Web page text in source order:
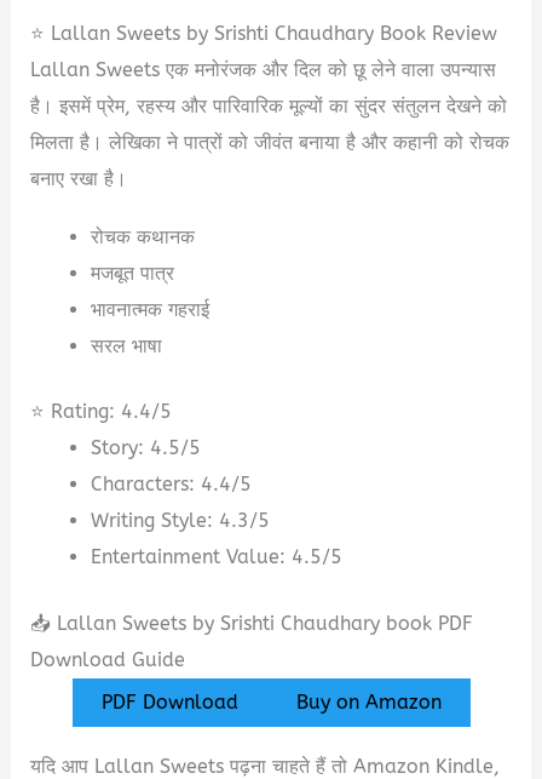
⭐ Lallan Sweets by Srishti Chaudhary Book Review
Lallan Sweets एक मनोरंजक और दिल को छू लेने वाला उपन्यास
है। इसमें प्रेम, रहस्य और पारिवारिक मूल्यों का सुंदर संतुलन देखने को
मिलता है। लेखिका ने पात्रों को जीवंत बनाया है और कहानी को रोचक
बनाए रखा है।
रोचक कथानक
मजबूत पात्र
भावनात्मक गहराई
सरल भाषा
⭐ Rating: 4.4/5
Story: 4.5/5
Characters: 4.4/5
Writing Style: 4.3/5
Entertainment Value: 4.5/5
📥 Lallan Sweets by Srishti Chaudhary book PDF
Download Guide
PDF Download
Buy on Amazon
यदि आप Lallan Sweets पढ़ना चाहते हैं तो Amazon Kindle,